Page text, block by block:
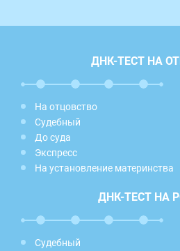
ДНК-ТЕСТ НА
На отцовство
Судебный
До суда
Экспресс
На установление материнства
ДНК-ТЕСТ НА
Судебный